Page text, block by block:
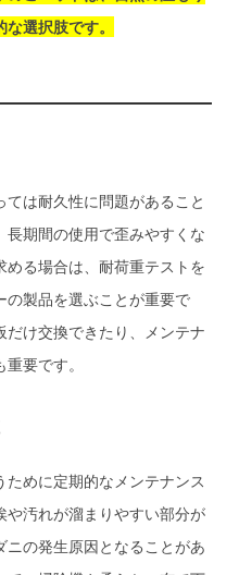
選択肢です。
は耐久性に問題があること
期間の使用で歪みやすくな
める場合は、耐荷重テストを
製品を選ぶことが重要で
け交換できたり、メンテナ
要です。
めに定期的なメンテナンス
汚れが溜まりやすい部分が
の発生原因となることがあ